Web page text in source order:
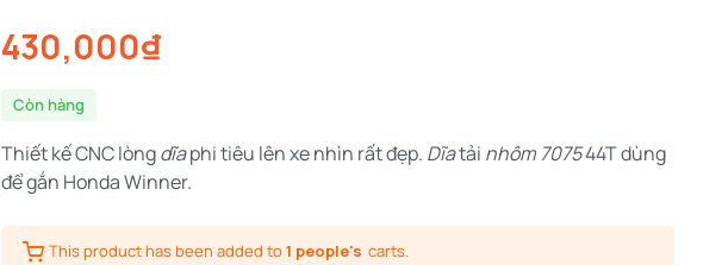
430,000₫
Còn hàng
Thiết kế CNC lòngdĩaphi tiêu lên xe nhìn rất đẹp. Dĩatải nhôm 707544T dùng
để gắn Honda Winner.
This product has been added to1 people's carts.